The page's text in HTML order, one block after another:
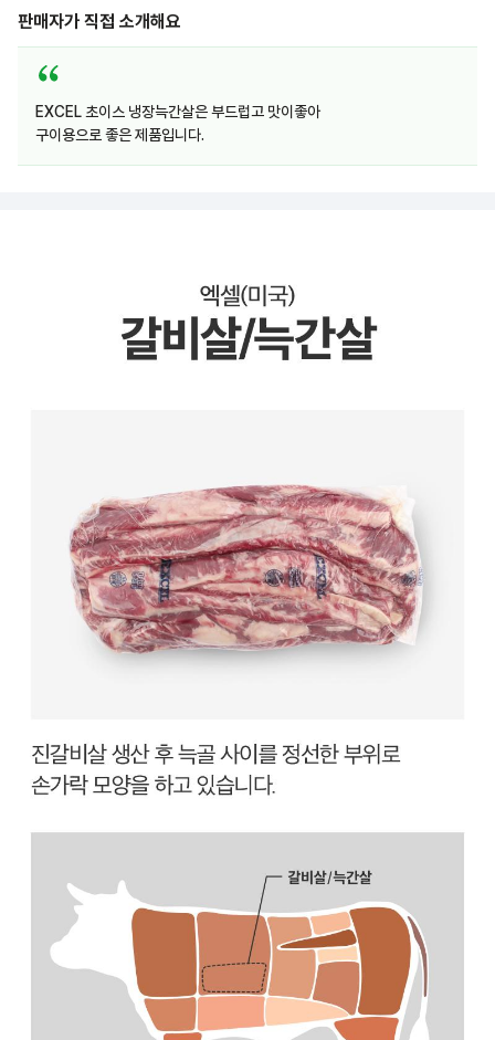
판매자가 직접 소개해요
EXCEL 초이스 냉장늑간살은 부드럽고 맛이좋아
구이용으로 좋은 제품입니다.